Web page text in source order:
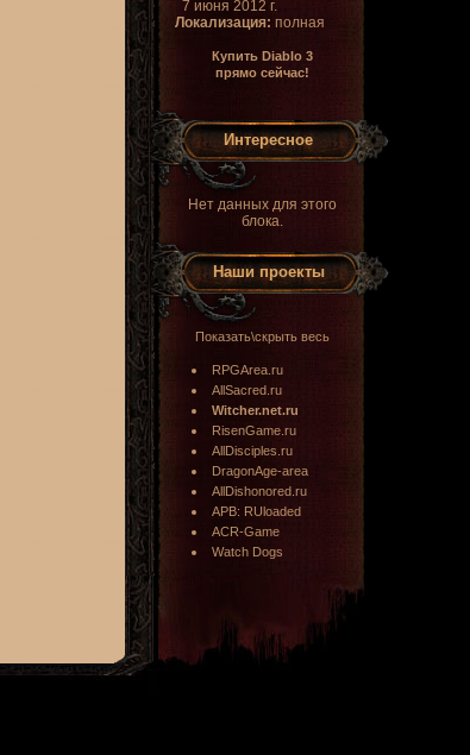
7 июня 2012 г.
Локализация: полная
Купить Diablo 3
прямо сейчас!
Интересное
Нет данных для этого
блока.
Наши проекты
Показать\скрыть весь
RPGArea.ru
AllSacred.ru
Witcher.net.ru
RisenGame.ru
AllDisciples.ru
DragonAge-area
AllDishonored.ru
APB: RUloaded
ACR-Game
Watch Dogs